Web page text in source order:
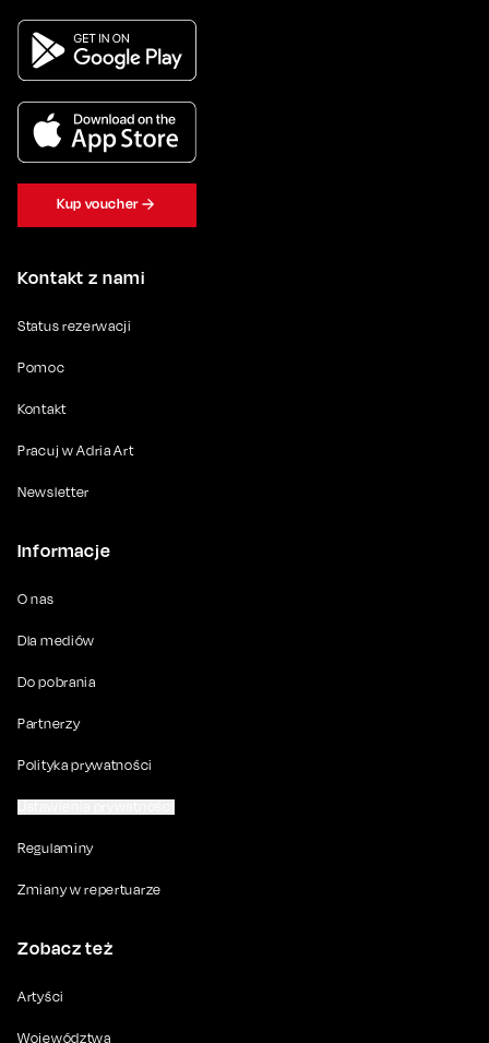
Kontakt z nami
Status rezerwacji
Pomoc
Kontakt
Pracuj w Adria Art
Newsletter
Informacje
O nas
Dla mediów
Do pobrania
Partnerzy
Polityka prywatności
Regulaminy
Zmiany w repertuarze
Zobacz też
Artyści
Województwa
Kup voucher